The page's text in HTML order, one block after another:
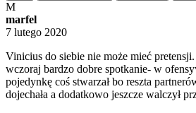
M
marfel
7 lutego 2020
Vinicius do siebie nie może mieć
wczoraj bardzo dobre spotkanie- w
pojedynkę coś stwarzał bo reszta
dojechała a dodatkowo jeszcze walczył